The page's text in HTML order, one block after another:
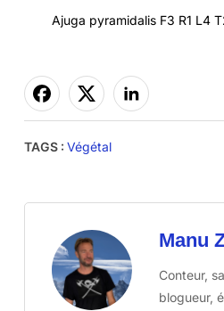
Ajuga pyramidalis F3 R1 L4
TAGS : Végétal
Manu
Conteur,
blogueur,